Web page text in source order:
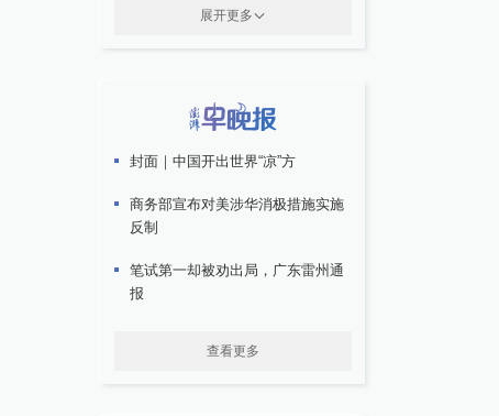
展开更多
封面｜中国开出世界“凉”方
商务部宣布对美涉华消极措施实施
反制
笔试第一却被劝出局，广东雷州通
报
查看更多